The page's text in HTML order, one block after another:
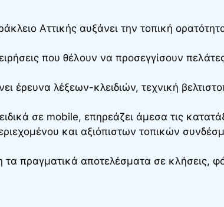
Αττικής αυξάνει την τοπική
που θέλουν να προσεγγίσουν
έρευνα λέξεων-κλειδιών, τεχνική
σε mobile, επηρεάζει άμεσα τις
και αξιόπιστων τοπικών
τα πραγματικά αποτελέσματα σε κλήσεις,